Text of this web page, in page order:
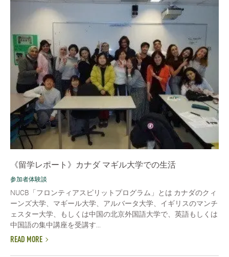
《留学レポート》カナダ マギル大学での生活
参加者体験談
NUCB「フロンティアスピリットプログラム」とは カナダのクィ
ーンズ大学、マギール大学、アルバータ大学、イギリスのマンチ
ェスター大学、もしくは中国の北京外国語大学で、英語もしくは
中国語の集中講座を受講す...
READ MORE